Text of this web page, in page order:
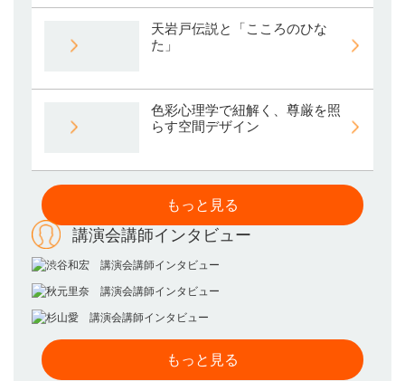
天岩戸伝説と「こころのひな
た」
色彩心理学で紐解く、尊厳を照
らす空間デザイン
もっと見る
講演会講師インタビュー
もっと見る